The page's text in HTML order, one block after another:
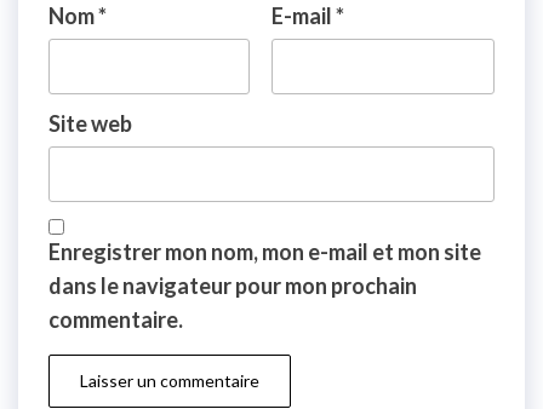
Nom* E-mail*
Site web
Enregistrer mon nom, mon e-mail et mon site
dans le navigateur pour mon prochain
commentaire.